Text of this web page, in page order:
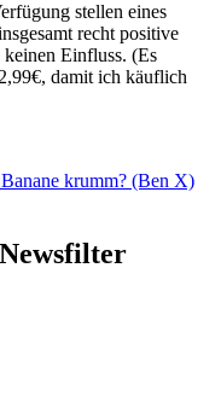
stellen eines
recht positive
Einfluss. (Es
damit ich käuflich
krumm? (Ben X)